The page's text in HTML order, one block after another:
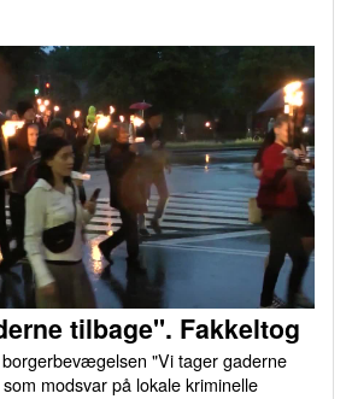
tilbage". Fakkeltog
"Vi tager gaderne
modsvar på lokale kriminelle